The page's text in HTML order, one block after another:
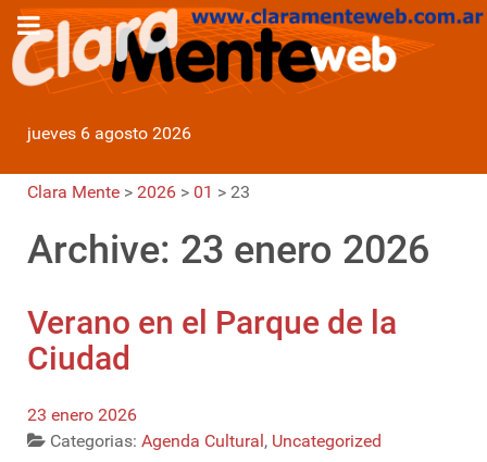
jueves 6 agosto 2026
Clara Mente > 2026 > 01 > 23
Archive: 23 enero 2026
Verano en el Parque de la
Ciudad
23 enero 2026
Categorias: Agenda Cultural , Uncategorized